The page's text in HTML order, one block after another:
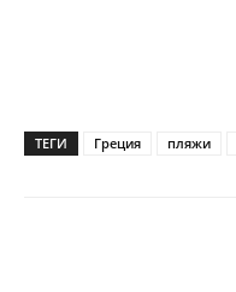
ТЕГИ Греция пляжи